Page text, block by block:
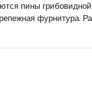
пины
фурнитура.